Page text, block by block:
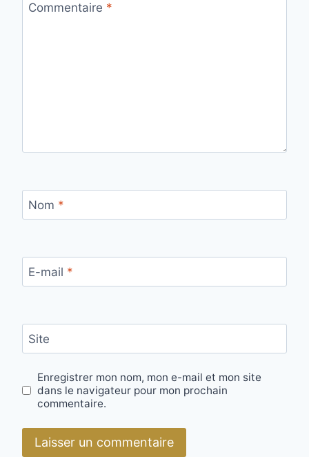
Commentaire *
Nom *
E-mail *
Site
Enregistrer mon nom, mon e-mail et mon site
dans le navigateur pour mon prochain
commentaire.